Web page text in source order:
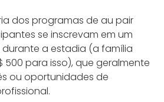
dos programas de au pair
se inscrevam em um
a estadia (a família
500 para isso), que geralmente
ou oportunidades de